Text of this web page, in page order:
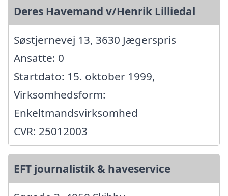
Deres Havemand v/Henrik Lilliedal
Søstjernevej 13, 3630 Jægerspris
Ansatte: 0
Startdato: 15. oktober 1999,
Virksomhedsform:
Enkeltmandsvirksomhed
CVR: 25012003
EFT journalistik & haveservice